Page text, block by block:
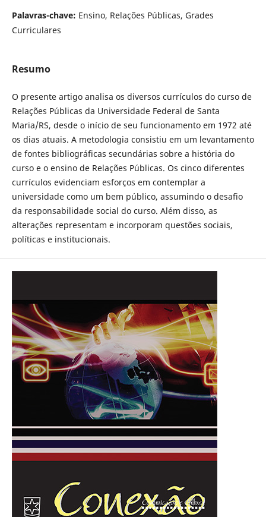
Palavras-chave: Ensino, Relações Públicas, Grades
Curriculares
Resumo
O presente artigo analisa os diversos currículos do curso de
Relações Públicas da Universidade Federal de Santa
Maria/RS, desde o início de seu funcionamento em 1972 até
os dias atuais. A metodologia consistiu em um levantamento
de fontes bibliográficas secundárias sobre a história do
curso e o ensino de Relações Públicas. Os cinco diferentes
currículos evidenciam esforços em contemplar a
universidade como um bem público, assumindo o desafio
da responsabilidade social do curso. Além disso, as
alterações representam e incorporam questões sociais,
políticas e institucionais.